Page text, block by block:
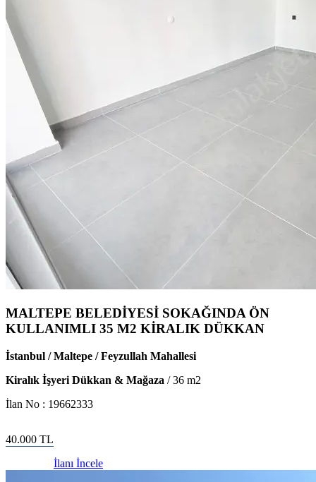
MALTEPE BELEDİYESİ SOKAĞINDA ÖN
KULLANIMLI 35 M2 KİRALIK DÜKKAN
İstanbul / Maltepe / Feyzullah Mahallesi
Kiralık İşyeri Dükkan & Mağaza /36 m2
İlan No : 19662333
40.000 TL
İlanı İncele